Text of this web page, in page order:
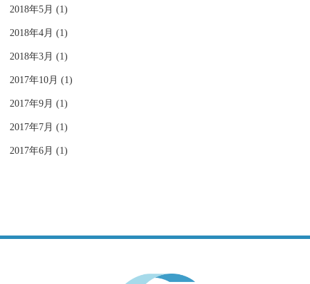
2018年5月 (1)
2018年4月 (1)
2018年3月 (1)
2017年10月 (1)
2017年9月 (1)
2017年7月 (1)
2017年6月 (1)